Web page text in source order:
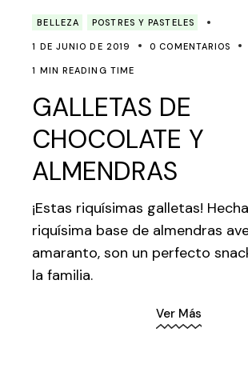
BELLEZA POSTRES Y PASTELES
1 DE JUNIO DE 2019 0 COMENTARIOS
1 MIN READING TIME
GALLETAS DE
CHOCOLATE Y
ALMENDRAS
¡Estas riquísimas galletas!
riquísima base de almendras
amaranto, son un perfecto
la familia.
Ver Más